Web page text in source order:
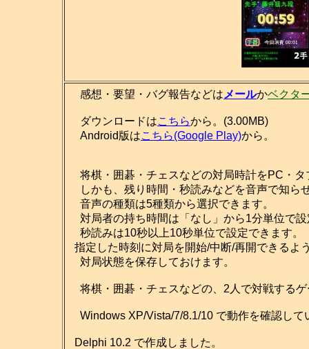
感想・要望・バグ報告などは メールかベクタ
ダウンロードはこちらから。(3.00MB)
Android版はこちら(Google Play)から。
将棋・囲碁・チェスなどの対局時計をPC・
しかも、残り時間・秒読みなどを音声で知ら
音声の種類は5種類から選択できます。
対局者の持ち時間は「なし」から1分単位で
秒読みは10秒以上10秒単位で設定できます。
指定した時刻に対局を開始/中断/再開できるよ
対局状態を保存しておけます。
将棋・囲碁・チェスなどの、2人で対戦する
Windows XP/Vista/7/8.1/10 で動作を確認して
Delphi 10.2 で作成しました。